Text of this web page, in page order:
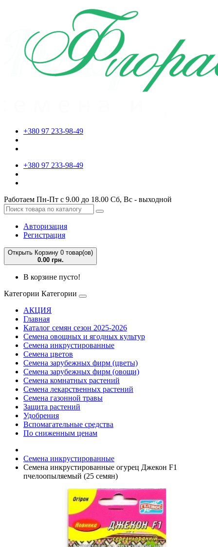
+380 97 233-98-49
+380 97 233-98-49
Работаем Пн-Пт с 9.00 до 18.00 Сб, Вс - выходной
Авторизация
Регистрация
Открыть Корзину 0 товар(ов)
0.00 грн.
В корзине пусто!
Категории Категории
АКЦИЯ
Главная
Каталог семян сезон 2025-2026
Семена овощных и ягодных культур
Семена инкрустированные
Семена цветов
Семена зарубежных фирм (цветы)
Семена зарубежных фирм (овощи)
Семена комнатных растений
Семена лекарственных растений
Семена газонной травы
Защита растений
Удобрения
Вспомагательные средства
По сниженным ценам
Семена инкрустированные
Семена инкрустированные огурец Джекон F1
пчелоопыляемый (25 семян)